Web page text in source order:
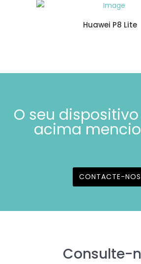
Huawei P8 Lite
O seu
acima
CONTACTE-NOS
Consulte-